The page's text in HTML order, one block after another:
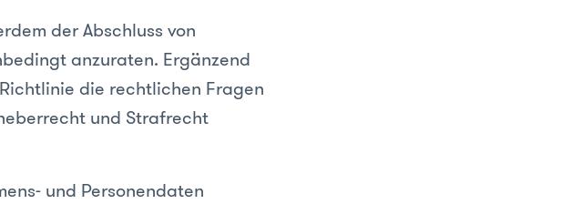
der Abschluss von
anzuraten. Ergänzend
die rechtlichen Fragen
und Strafrecht
und Personendaten